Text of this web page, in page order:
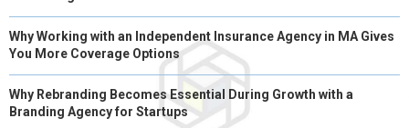
Why Working with an Independent Insurance Agency in MA Gives
You More Coverage Options
Why Rebranding Becomes Essential During Growth with a
Branding Agency for Startups